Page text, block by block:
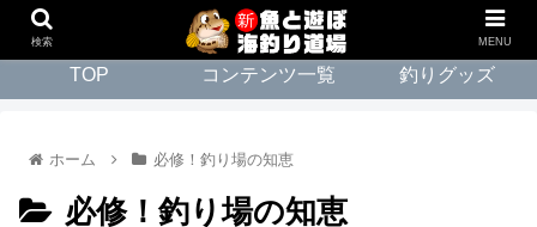
TOP コンテンツ一覧 釣りグッズ
ホーム 必修！釣り場の知恵
必修！釣り場の知恵
検索 MENU